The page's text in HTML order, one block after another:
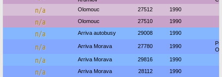
n/a Olomouc 27512 1990
n/a Olomouc 27510 1990
n/a Arriva autobusy 29008 1990
n/a Arriva Morava 27780 1990
n/a Arriva Morava 29816 1990
n/a Arriva Morava 28112 1990